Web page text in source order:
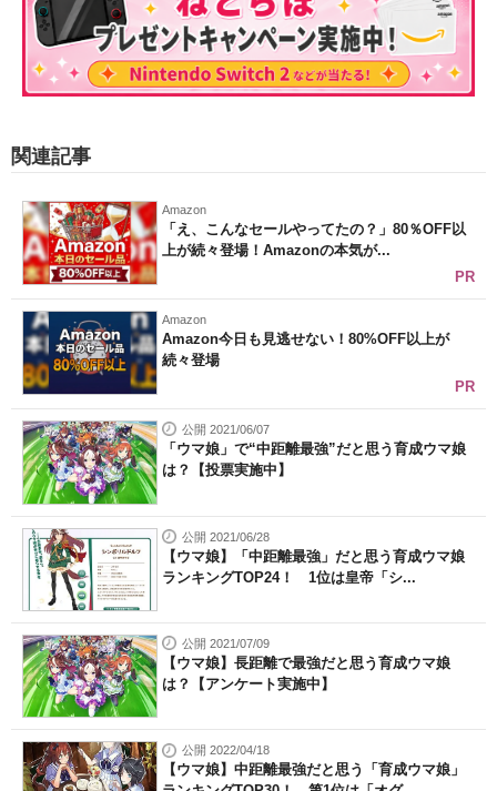
関連記事
Amazon
「え、こんなセールやってたの？」80％OFF以
上が続々登場！Amazonの本気が...
PR
Amazon
Amazon今日も見逃せない！80%OFF以上が
続々登場
PR
公開 2021/06/07
「ウマ娘」で“中距離最強”だと思う育成ウマ娘
は？【投票実施中】
公開 2021/06/28
【ウマ娘】「中距離最強」だと思う育成ウマ娘
ランキングTOP24！ 1位は皇帝「シ...
公開 2021/07/09
【ウマ娘】長距離で最強だと思う育成ウマ娘
は？【アンケート実施中】
公開 2022/04/18
【ウマ娘】中距離最強だと思う「育成ウマ娘」